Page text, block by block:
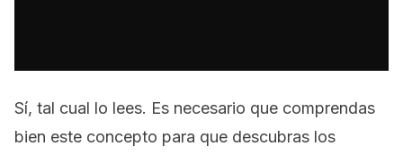
Sí, tal cual lo lees. Es necesario que comprendas
bien este concepto para que descubras los